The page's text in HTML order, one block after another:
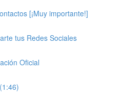
[¡Muy importante!]
tus Redes Sociales
Oficial